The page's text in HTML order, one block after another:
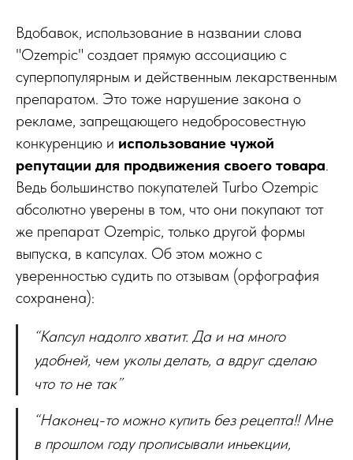
Вдобавок, использование в названии слова
"Ozempic" создает прямую ассоциацию с
суперпопулярным и действенным лекарственным
препаратом. Это тоже нарушение закона о
рекламе, запрещающего недобросовестную
конкуренцию и использование чужой
репутации для продвижения своего товара.
Ведь большинство покупателей Turbo Ozempic
абсолютно уверены в том, что они покупают тот
же препарат Ozempic, только другой формы
выпуска, в капсулах. Об этом можно с
уверенностью судить по отзывам (орфография
сохранена):
“Капсул надолго хватит. Да и на много
удобней, чем уколы делать, а вдруг сделаю
что то не так”
“Наконец-то можно купить без рецепта!! Мне
в прошлом году прописывали иньекции,